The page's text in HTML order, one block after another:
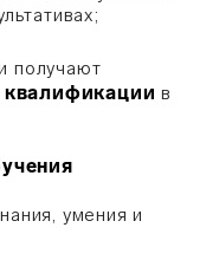
получают
в
умения и